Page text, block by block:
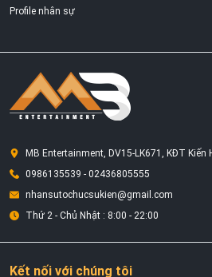
Profile nhân sự
MB Entertainment, DV15-LK671, KĐT Kiến
0986135539 - 02436805555
nhansutochucsukien@gmail.com
Thứ 2 - Chủ Nhật : 8:00 - 22:00
Kết nối với chúng tôi